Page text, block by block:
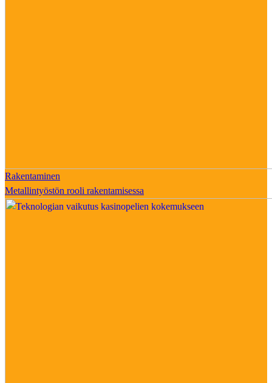
Rakentaminen
Metallintyöstön rooli rakentamisessa